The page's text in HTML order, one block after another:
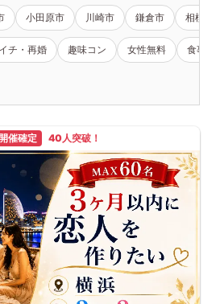
小田原市 川崎市 鎌倉市 相模原市
チ・再婚 趣味コン 女性無料 食事あり
催確定 40人突破！